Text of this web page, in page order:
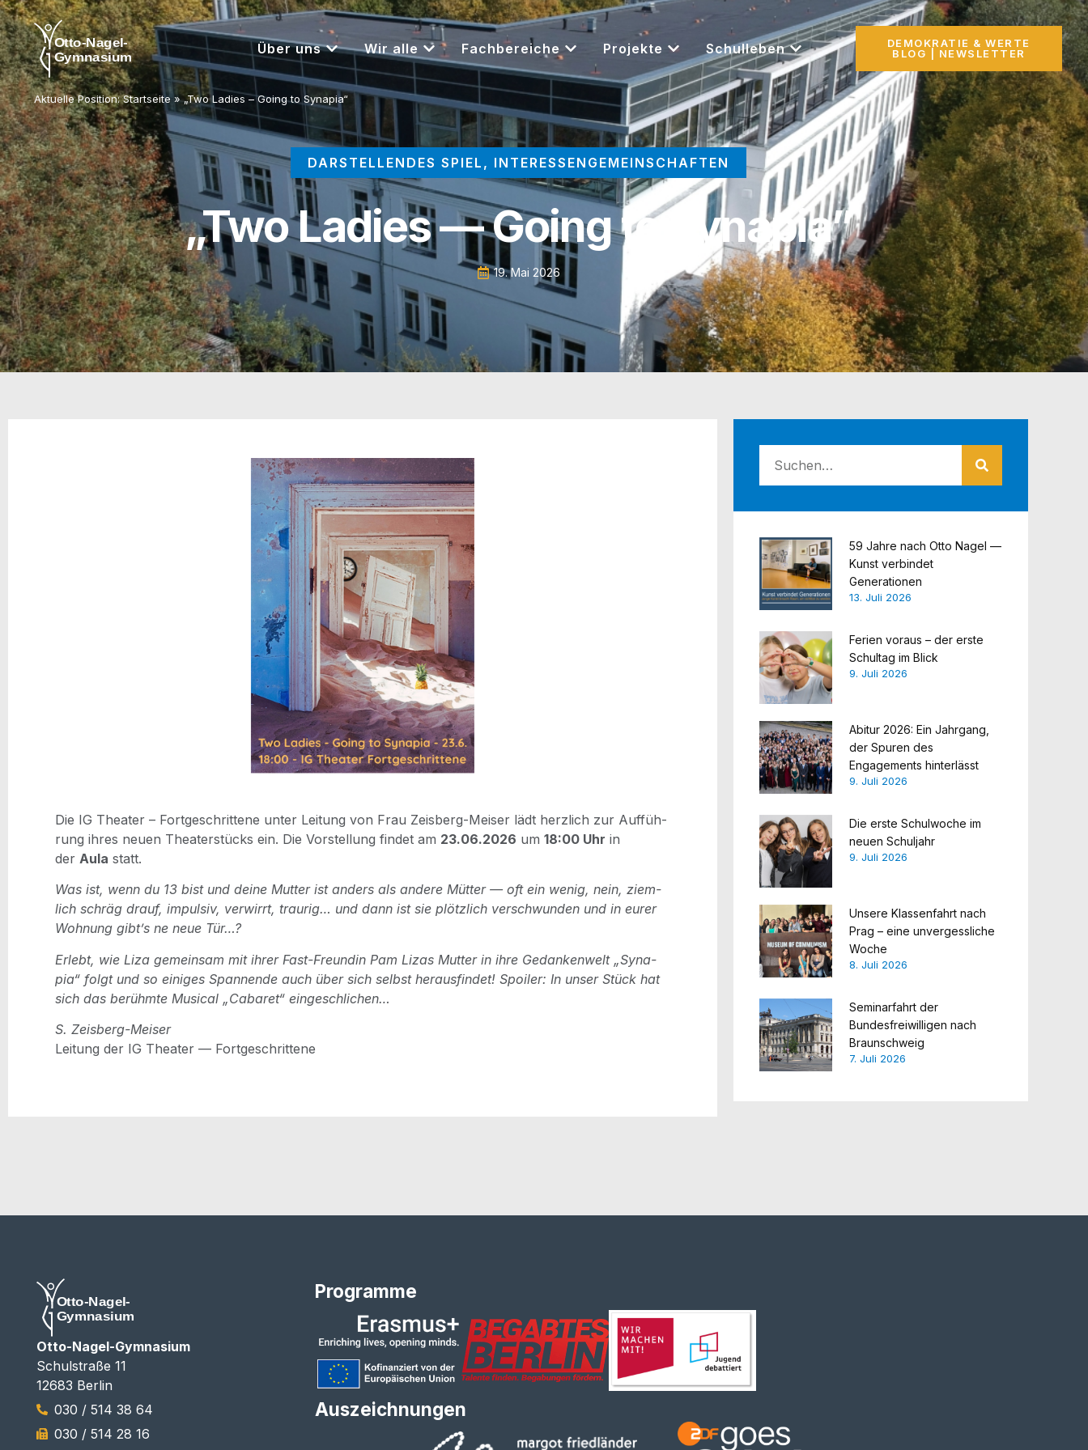
Über uns Wir alle Fachbereiche Projekte Schulleben
DEMOKRATIE & WERTE
BLOG | NEWSLETTER
Aktuelle Position:Startseite »„Two Ladies – Going to Synapia“
DARSTELLENDES SPIEL , INTERESSENGEMEINSCHAFTEN
„Two Ladies — Going to Synapia”
19. Mai 2026
Die IG Thea­ter – Fort­ge­schrit­te­ne unter Lei­tung von Frau Zeisberg-Mei­ser lädt herz­lich zur Auf­füh­
rung ihres neu­en Thea­ter­stücks ein. Die Vor­stel­lung fin­det am 23.06.2026 um 18:00 Uhr in
der Aula statt.
Was ist, wenn du 13 bist und dei­ne Mut­ter ist anders als ande­re Müt­ter — oft ein wenig, nein, ziem­
lich schräg drauf, impul­siv, ver­wirrt, trau­rig… und dann ist sie plötz­lich ver­schwun­den und in eurer
Woh­nung gibt’s ne neue Tür…?
Erlebt, wie Liza gemein­sam mit ihrer Fast-Freun­din Pam Lizas Mut­ter in ihre Gedan­ken­welt „Syn­a­
pia“ folgt und so eini­ges Span­nen­de auch über sich selbst her­aus­fin­det! Spoi­ler: In unser Stück hat
sich das berühm­te Musi­cal „Caba­ret“ eingeschlichen…
S. Zeisberg-Mei­ser
Lei­tung der IG Thea­ter — Fortgeschrittene
59 Jahre nach Otto Nagel —
Kunst verbindet
Generationen
13. Juli 2026
Ferien voraus – der erste
Schultag im Blick
9. Juli 2026
Abitur 2026: Ein Jahrgang,
der Spuren des
Engagements hinterlässt
9. Juli 2026
Die erste Schulwoche im
neuen Schuljahr
9. Juli 2026
Unsere Klassenfahrt nach
Prag – eine unvergessliche
Woche
8. Juli 2026
Seminarfahrt der
Bundesfreiwilligen nach
Braunschweig
7. Juli 2026
Otto-Nagel-Gymnasium
Schulstraße 11
12683 Berlin
030 / 514 38 64
030 / 514 28 16
Programme
Auszeichnungen